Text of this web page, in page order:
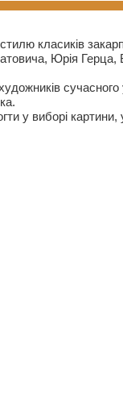
класиків
Юрія
у виборі картини,